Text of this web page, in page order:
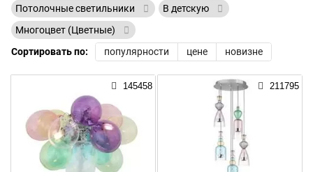
Потолочные светильники
В детскую
Многоцвет (Цветные)
Сортировать по:
популярности цене новизне
145458 211795